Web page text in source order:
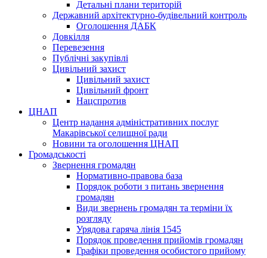
Детальні плани територій
Державний архітектурно-будівельний контроль
Оголошення ДАБК
Довкілля
Перевезення
Публічні закупівлі
Цивільний захист
Цивільний захист
Цивільний фронт
Нацспротив
ЦНАП
Центр надання адміністративних послуг
Макарівської селищної ради
Новини та оголошення ЦНАП
Громадськості
Звернення громадян
Нормативно-правова база
Порядок роботи з питань звернення
громадян
Види звернень громадян та терміни їх
розгляду
Урядова гаряча лінія 1545
Порядок проведення прийомів громадян
Графіки проведення особистого прийому